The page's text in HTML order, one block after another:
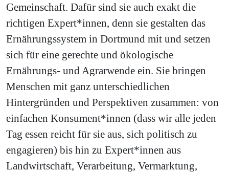
Gemeinschaft. Dafür sind sie auch exakt die
richtigen Expert*innen, denn sie gestalten das
Ernährungssystem in Dortmund mit und setzen
sich für eine gerechte und ökologische
Ernährungs- und Agrarwende ein. Sie bringen
Menschen mit ganz unterschiedlichen
Hintergründen und Perspektiven zusammen: von
einfachen Konsument*innen (dass wir alle jeden
Tag essen reicht für sie aus, sich politisch zu
engagieren) bis hin zu Expert*innen aus
Landwirtschaft, Verarbeitung, Vermarktung,